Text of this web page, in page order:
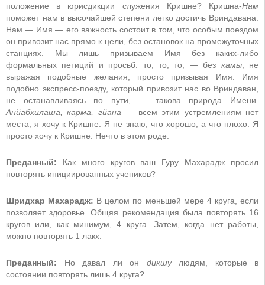
положение в юрисдикции служения Кришне? Кришна-Нам
поможет нам в высочайшей степени легко достичь Вриндавана.
Нам — Имя — его важность состоит в том, что особым поездом
он привозит нас прямо к цели, без остановок на промежуточных
станциях. Мы лишь призываем Имя без каких-либо
формальных петиций и просьб: то, то, то, — без камы, не
выражая подобные желания, просто призывая Имя. Имя
подобно экспресс-поезду, который привозит нас во Вриндаван,
не останавливаясь по пути, — такова природа Имени.
Анйабхилаша, карма, гйана — всем этим устремлениям нет
места, я хочу к Кришне. Я не знаю, что хорошо, а что плохо. Я
просто хочу к Кришне. Нечто в этом роде.
Преданный: Как много кругов ваш Гуру Махарадж просил
повторять инициированных учеников?
Шридхар Махарадж: В целом по меньшей мере 4 круга, если
позволяет здоровье. Общяя рекомендация была повторять 16
кругов или, как минимум, 4 круга. Затем, когда нет работы,
можно повторять 1 лакх.
Преданный: Но давал ли он дикшулюдям, которые в
состоянии повторять лишь 4 круга?